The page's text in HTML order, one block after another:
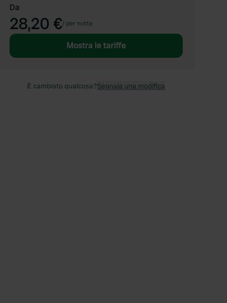
Da
28,20 €/ per notte
Mostra le tariffe
È cambiato qualcosa?Segnala una modifica